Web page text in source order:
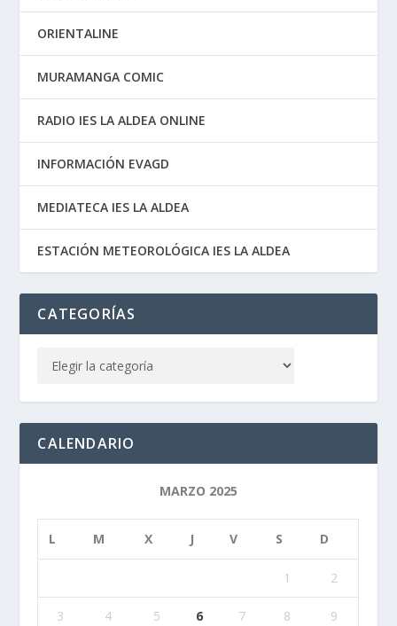
ORIENTALINE
MURAMANGA COMIC
RADIO IES LA ALDEA ONLINE
INFORMACIÓN EVAGD
MEDIATECA IES LA ALDEA
ESTACIÓN METEOROLÓGICA IES LA ALDEA
CATEGORÍAS
CALENDARIO
MARZO 2025
L M X J V S D
1 2
3 4 5 6 7 8 9